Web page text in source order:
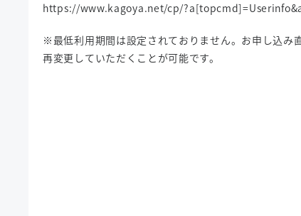
https://www.kagoya.net/cp/
※最低利用期間は設定されておりません。お申し込み
再変更していただくことが可能です。